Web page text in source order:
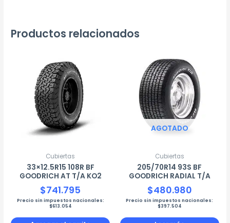
Productos relacionados
Cubiertas
33×12.5R15 108R BF
GOODRICH AT T/A KO2
$741.795
Precio sin impuestos nacionales:
$613.054
AGOTADO
Cubiertas
205/70R14 93S BF
GOODRICH RADIAL T/A
$480.980
Precio sin impuestos nacionales:
$397.504